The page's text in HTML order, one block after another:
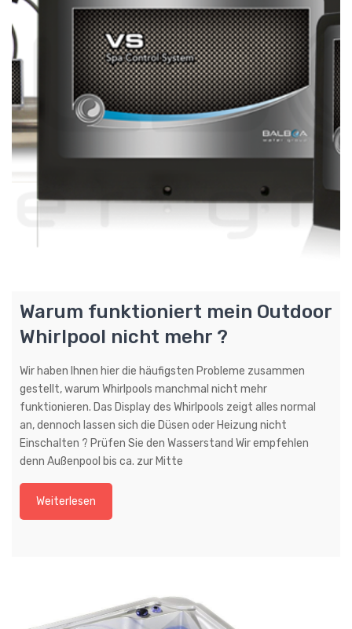
Warum funktioniert mein Outdoor
Whirlpool nicht mehr ?
Wir haben Ihnen hier die häufigsten Probleme zusammen
gestellt, warum Whirlpools manchmal nicht mehr
funktionieren. Das Display des Whirlpools zeigt alles normal
an, dennoch lassen sich die Düsen oder Heizung nicht
Einschalten ? Prüfen Sie den Wasserstand Wir empfehlen
denn Außenpool bis ca. zur Mitte
Weiterlesen